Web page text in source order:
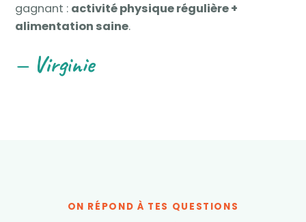
gagnant : activité physique régulière +
alimentation saine.
— Virginie
ON RÉPOND À TES QUESTIONS